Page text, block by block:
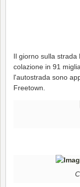
Il giorno sulla strada
colazione in 91
l'autostrada sono
Freetown.